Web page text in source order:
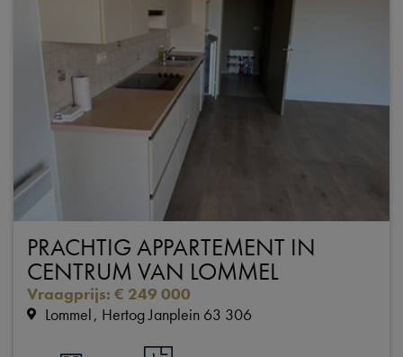
PRACHTIG APPARTEMENT IN
CENTRUM VAN LOMMEL
Vraagprijs: € 249 000
Lommel Hertog Janplein 63 306